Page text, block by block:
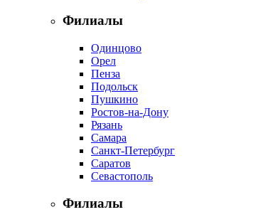
Филиалы
Одинцово
Орел
Пенза
Подольск
Пушкино
Ростов-на-Дону
Рязань
Самара
Санкт-Петербург
Саратов
Севастополь
Филиалы